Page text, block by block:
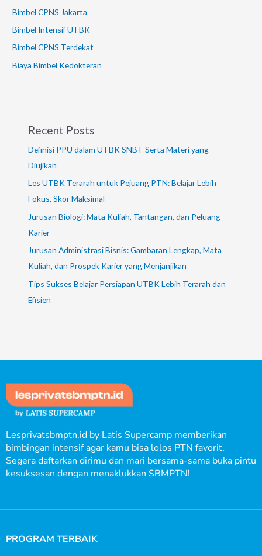
Bimbel CPNS Jakarta
Bimbel Intensif UTBK
Bimbel CPNS Terdekat
Biaya Bimbel Kedokteran
Recent Posts
Definisi PPU dalam UTBK SNBT Serta Materi yang
Diujikan
Les UTBK Terarah untuk Pejuang PTN: Belajar Lebih
Fokus, Skor Maksimal
Jurusan Biologi: Mata Kuliah, Tantangan, dan Peluang
Karier
Jurusan Administrasi Bisnis: Gambaran Lengkap, Mata
Kuliah, dan Prospek Karier yang Menjanjikan
Tips Sukses Belajar Persiapan UTBK Lebih Terarah dan
Efisien
Lesprivatsbmptn.id by Latis Supercamp memberikan
bimbingan intensif agar kamu bisa lolos PTN favorit.
Segera daftarkan dirimu dan mari bersama-sama buka pintu
kesuksesan dengan menaklukkan SBMPTN!
PROGRAM TERBAIK